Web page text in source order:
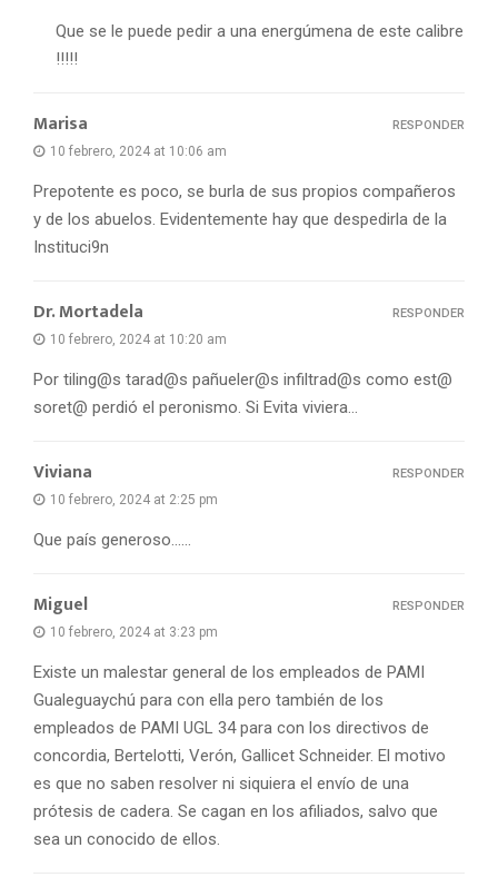
Que se le puede pedir a una energúmena de este calibre
!!!!!
Marisa
10 febrero, 2024 at 10:06 am
Prepotente es poco, se burla de sus propios compañeros
y de los abuelos. Evidentemente hay que despedirla de la
Instituci9n
RESPONDER
Dr. Mortadela
10 febrero, 2024 at 10:20 am
Por tiling@s tarad@s pañueler@s infiltrad@s como est@
soret@ perdió el peronismo. Si Evita viviera…
RESPONDER
Viviana
10 febrero, 2024 at 2:25 pm
Que país generoso……
RESPONDER
Miguel
10 febrero, 2024 at 3:23 pm
Existe un malestar general de los empleados de PAMI
Gualeguaychú para con ella pero también de los
empleados de PAMI UGL 34 para con los directivos de
concordia, Bertelotti, Verón, Gallicet Schneider. El motivo
es que no saben resolver ni siquiera el envío de una
prótesis de cadera. Se cagan en los afiliados, salvo que
sea un conocido de ellos.
RESPONDER